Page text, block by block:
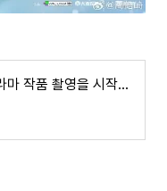
배우"저우예", 새 드라마 작품 촬영을 시작했나요?